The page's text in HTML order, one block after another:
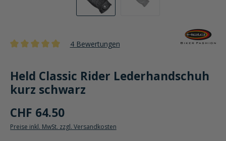
4 Bewertungen
Held Classic Rider Lederhandschuh
kurz schwarz
CHF 64.50
Preise inkl. MwSt. zzgl. Versandkosten